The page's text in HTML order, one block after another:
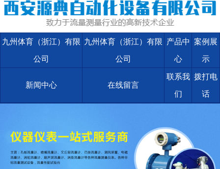
九州体育（浙江）有限
公司
九州体育（浙江）有限
公司
产品中
心
案例展
示
新闻中心 在线留言
联系我
们
拨打电
话